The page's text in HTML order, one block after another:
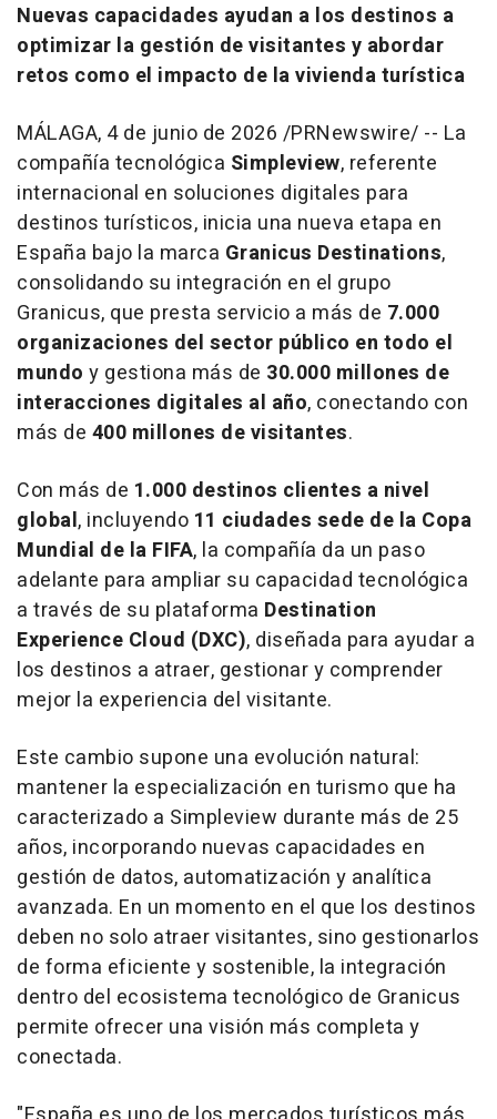
Nuevas capacidades ayudan a los destinos a
optimizar la gestión de visitantes y abordar
retos como el impacto de la vivienda turística
MÁLAGA, 4 de junio de 2026 /PRNewswire/ -- La
compañía tecnológica Simpleview, referente
internacional en soluciones digitales para
destinos turísticos, inicia una nueva etapa en
España bajo la marca Granicus Destinations,
consolidando su integración en el grupo
Granicus, que presta servicio a más de 7.000
organizaciones del sector público en todo el
mundo y gestiona más de 30.000 millones de
interacciones digitales al año, conectando con
más de 400 millones de visitantes.
Con más de 1.000 destinos clientes a nivel
global, incluyendo 11 ciudades sede de la Copa
Mundial de la FIFA, la compañía da un paso
adelante para ampliar su capacidad tecnológica
a través de su plataforma Destination
Experience Cloud (DXC), diseñada para ayudar a
los destinos a atraer, gestionar y comprender
mejor la experiencia del visitante.
Este cambio supone una evolución natural:
mantener la especialización en turismo que ha
caracterizado a Simpleview durante más de 25
años, incorporando nuevas capacidades en
gestión de datos, automatización y analítica
avanzada. En un momento en el que los destinos
deben no solo atraer visitantes, sino gestionarlos
de forma eficiente y sostenible, la integración
dentro del ecosistema tecnológico de Granicus
permite ofrecer una visión más completa y
conectada.